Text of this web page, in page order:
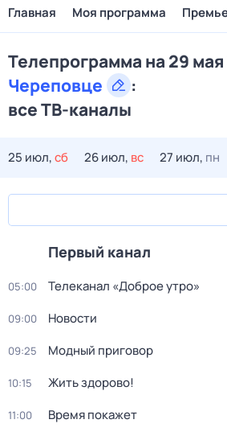
Главная Моя программа
Телепрограмма на 29
Череповце
:
все ТВ-каналы
25 июл,сб 26 июл, вс 27 июл, пн
Первый канал
05:00 Телеканал «Доброе утро»
09:00 Новости
09:25 Модный приговор
10:15 Жить здорово!
11:00 Время покажет